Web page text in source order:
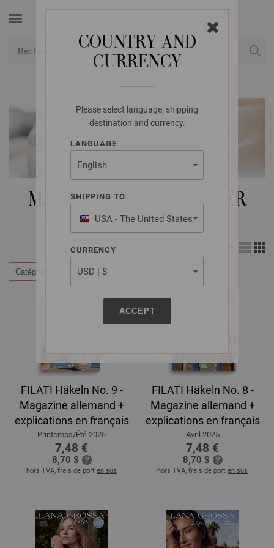
COUNTRY AND
CURRENCY
Please select language, shipping
destination and currency.
LANGUAGE
SHIPPING TO
USA - The United States
of America
CURRENCY
ACCEPT
MAGAZINE | CROCHETER
Catégories
FILATI Häkeln No. 9 -
Magazine allemand +
explications en français
Printemps/Été 2026
7,48 €
8,70 $
hors TVA, frais de port en sus
FILATI Häkeln No. 8 -
Magazine allemand +
explications en français
Avril 2025
7,48 €
8,70 $
hors TVA, frais de port en sus